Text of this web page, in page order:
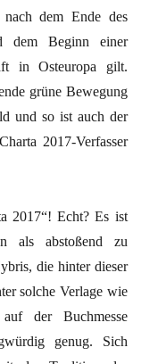
nach dem Ende des
dem Beginn einer
in Osteuropa gilt.
grüne Bewegung
und so ist auch der
2017-Verfasser
2017“! Echt? Es ist
als abstoßend zu
die hinter dieser
solche Verlage wie
der Buchmesse
genug. Sich